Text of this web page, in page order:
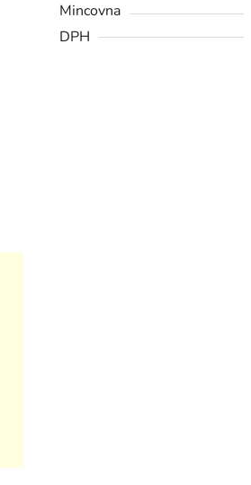
Mincovna
DPH